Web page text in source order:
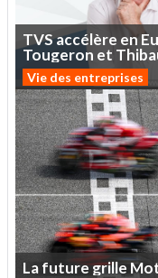
TVSaccélère en
Tougeron et
Vie des entreprises
Lafuturegrille